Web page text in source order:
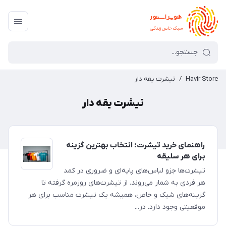
Havir Store
/ تیشرت یقه دار
تیشرت یقه دار
راهنمای خرید تیشرت: انتخاب بهترین گزینه
برای هر سلیقه
تیشرت‌ها جزو لباس‌های پایه‌ای و ضروری در کمد
هر فردی به شمار می‌روند. از تیشرت‌های روزمره گرفته تا
گزینه‌های شیک و خاص، همیشه یک تیشرت مناسب برای هر
موقعیتی وجود دارد. در...